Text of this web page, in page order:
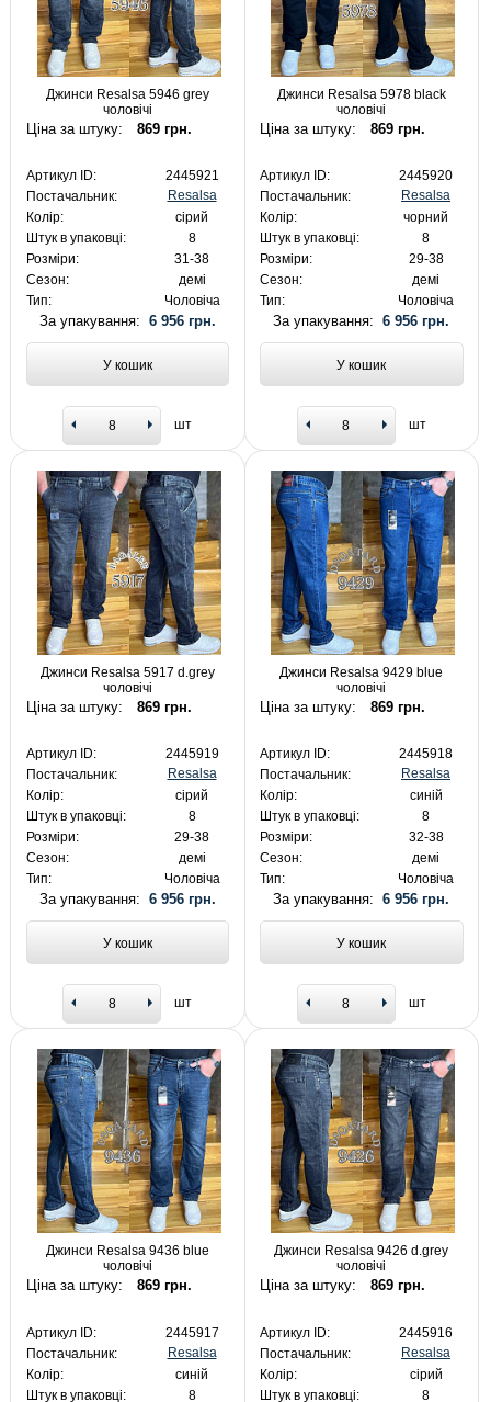
Джинси Resalsa 5946 grey
чоловічі
Ціна за штуку: 869 грн.
Артикул ID:
2445921
Постачальник:
Resalsa
Колір:
сірий
Штук в упаковці:
8
Розміри:
31-38
Сезон:
демі
Тип:
Чоловіча
За упакування: 6 956 грн.
У кошик
шт
Джинси Resalsa 5978 black
чоловічі
Ціна за штуку: 869 грн.
Артикул ID:
2445920
Постачальник:
Resalsa
Колір:
чорний
Штук в упаковці:
8
Розміри:
29-38
Сезон:
демі
Тип:
Чоловіча
За упакування:6 956 грн.
У кошик
шт
Джинси Resalsa 5917 d.grey
чоловічі
Ціна за штуку: 869 грн.
Артикул ID:
2445919
Постачальник:
Resalsa
Колір:
сірий
Штук в упаковці:
8
Розміри:
29-38
Сезон:
демі
Тип:
Чоловіча
За упакування: 6 956 грн.
У кошик
шт
Джинси Resalsa 9429 blue
чоловічі
Ціна за штуку: 869 грн.
Артикул ID:
2445918
Постачальник:
Resalsa
Колір:
синій
Штук в упаковці:
8
Розміри:
32-38
Сезон:
демі
Тип:
Чоловіча
За упакування:6 956 грн.
У кошик
шт
Джинси Resalsa 9436 blue
чоловічі
Ціна за штуку: 869 грн.
Артикул ID:
2445917
Постачальник:
Resalsa
Колір:
синій
Штук в упаковці:
8
Джинси Resalsa 9426 d.grey
чоловічі
Ціна за штуку: 869 грн.
Артикул ID:
2445916
Постачальник:
Resalsa
Колір:
сірий
Штук в упаковці:
8